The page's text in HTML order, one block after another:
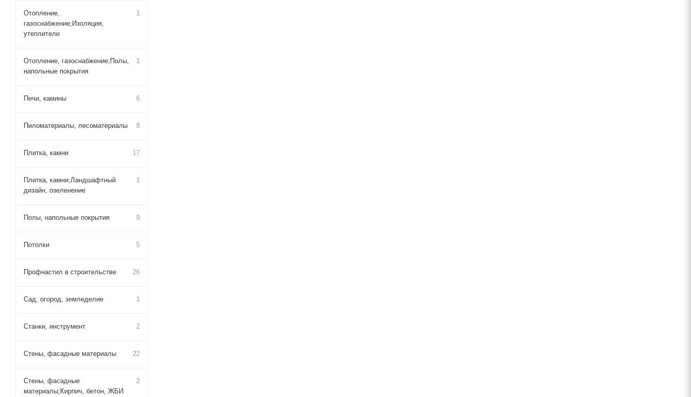
Отопление,
газоснабжение;Изоляция,
утеплители
1
Отопление, газоснабжение;Полы,
напольные покрытия
1
Печи, камины 6
Пиломатериалы, лесоматериалы 8
Плитка, камни 17
Плитка, камни;Ландшафтный
дизайн, озеленение
1
Полы, напольные покрытия 9
Потолки 5
Профнастил в строительстве 26
Сад, огород, земледелие 1
Станки, инструмент 2
Стены, фасадные материалы 22
Стены, фасадные
материалы;Кирпич, бетон, ЖБИ
2